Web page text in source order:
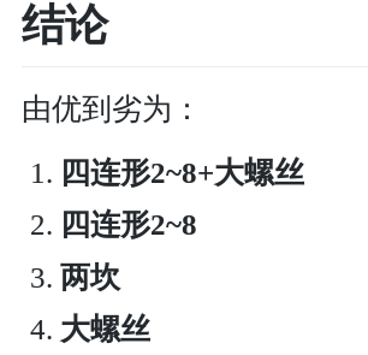
结论
由优到劣为：
四连形2~8+大螺丝
四连形2~8
两坎
大螺丝